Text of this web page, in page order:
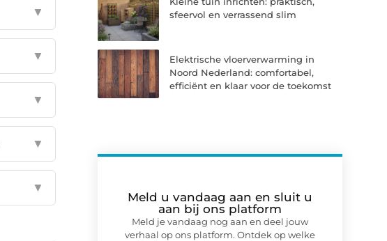
▼
▼
▼
▼
▼
sfeervol en verrassend slim
Elektrische vloerverwarming in
Noord Nederland: comfortabel,
efficiënt en klaar voor de toekomst
Meld u vandaag aan en sluit u
aan bij ons platform
Meld je vandaag nog aan en deel jouw
verhaal op ons platform. Ontdek op welke